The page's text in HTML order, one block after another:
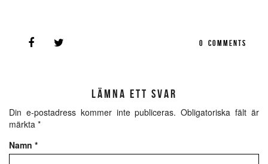
0 COMMENTS
LÄMNA ETT SVAR
Din e-postadress kommer inte publiceras. Obligatoriska fält är
märkta *
Namn *